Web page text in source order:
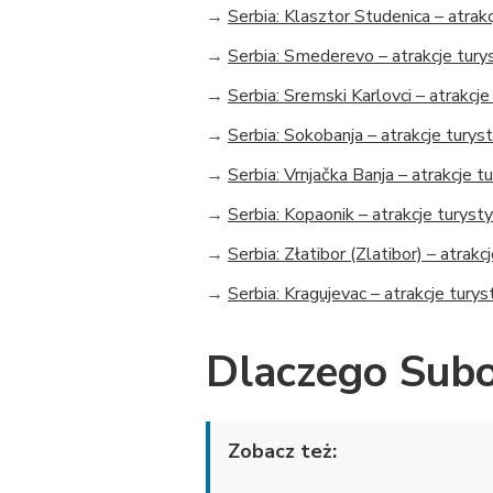
→ Serbia: Klasztor Studenica –
→ Serbia: Smederevo – atrakcje
→ Serbia: Sremski Karlovci –
→ Serbia: Sokobanja – atrakcje
→ Serbia: Vrnjačka Banja – atrakcje
→ Serbia: Kopaonik – atrakcje
→ Serbia: Złatibor (Zlatibor) –
→ Serbia: Kragujevac – atrakcje
Dlaczego
Zobacz też: